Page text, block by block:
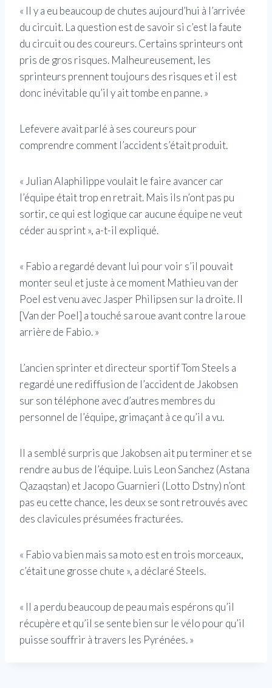
« Il y a eu beaucoup de chutes aujourd’hui à l’arrivée
du circuit. La question est de savoir si c’est la faute
du circuit ou des coureurs. Certains sprinteurs ont
pris de gros risques. Malheureusement, les
sprinteurs prennent toujours des risques et il est
donc inévitable qu’il y ait tombe en panne. »
Lefevere avait parlé à ses coureurs pour
comprendre comment l’accident s’était produit.
« Julian Alaphilippe voulait le faire avancer car
l’équipe était trop en retrait. Mais ils n’ont pas pu
sortir, ce qui est logique car aucune équipe ne veut
céder au sprint », a-t-il expliqué.
« Fabio a regardé devant lui pour voir s’il pouvait
monter seul et juste à ce moment Mathieu van der
Poel est venu avec Jasper Philipsen sur la droite. Il
[Van der Poel] a touché sa roue avant contre la roue
arrière de Fabio. »
L’ancien sprinter et directeur sportif Tom Steels a
regardé une rediffusion de l’accident de Jakobsen
sur son téléphone avec d’autres membres du
personnel de l’équipe, grimaçant à ce qu’il a vu.
Il a semblé surpris que Jakobsen ait pu terminer et se
rendre au bus de l’équipe. Luis Leon Sanchez (Astana
Qazaqstan) et Jacopo Guarnieri (Lotto Dstny) n’ont
pas eu cette chance, les deux se sont retrouvés avec
des clavicules présumées fracturées.
« Fabio va bien mais sa moto est en trois morceaux,
c’était une grosse chute », a déclaré Steels.
« Il a perdu beaucoup de peau mais espérons qu’il
récupère et qu’il se sente bien sur le vélo pour qu’il
puisse souffrir à travers les Pyrénées. »